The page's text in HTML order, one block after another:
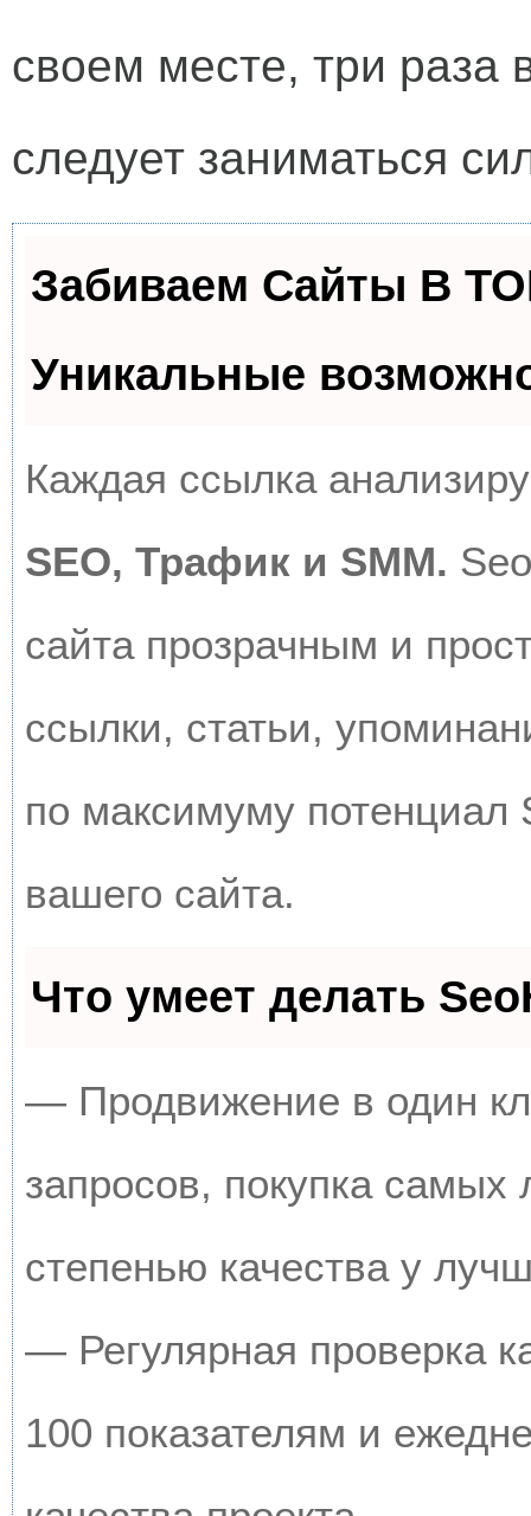
своем месте, три раза
следует заниматься
Забиваем Сайты В
Уникальные
Каждая ссылка
SEO, Трафик и SMM.
сайта прозрачным и
ссылки, статьи,
по максимуму потенциал
вашего сайта.
Что умеет делать
— Продвижение в один
запросов, покупка
степенью качества у
— Регулярная проверка
100 показателям и